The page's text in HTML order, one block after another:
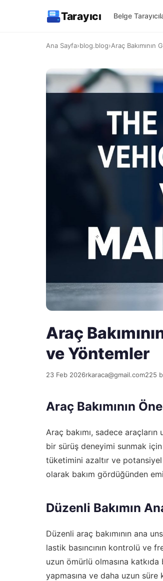
Tarayıcı Belge
Ana Sayfa›blog.blog›Araç
Araç
ve Yöntemler
23 Feb 2026rkaraca@gmail.com225
Araç Bakımının
Araç bakımı, sadece
bir sürüş deneyimi sunmak için
tüketimini azaltır ve
olarak bakım gördüğünden
Düzenli Bakımın
Düzenli araç bakımının ana
lastik basıncının kontrolü ve
uzun ömürlü olmasına
yapmasına ve daha uzun süre